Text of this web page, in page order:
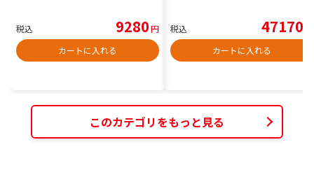
税込 9280円
カートに入れる
税込 47170
カートに入れる
このカテゴリをもっと見る